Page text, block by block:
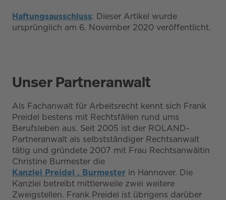
Haftungsausschluss: Dieser Artikel wurde
ursprünglich am 6. November 2020 veröffentlicht.
Unser Partneranwalt
Als Fachanwalt für Arbeitsrecht kennt sich Frank
Preidel bestens mit Rechtsfällen rund ums
Berufsleben aus. Seit 2005 ist der ROLAND-
Partneranwalt als selbstständiger Rechtsanwalt
tätig und gründete 2007 mit Frau Rechtsanwältin
Christine Burmester die
Kanzlei Preidel . Burmester in Hannover. Die
Kanzlei betreibt mittlerweile zwei weitere
Zweigstellen. Frank Preidel ist übrigens darüber